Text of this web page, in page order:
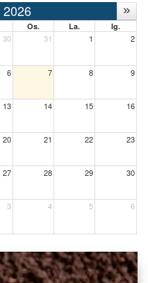
Os. La. Ig.
30 31 1 2
6 7 8 9
13 14 15 16
20 21 22 23
27 28 29 30
3 4 5 6